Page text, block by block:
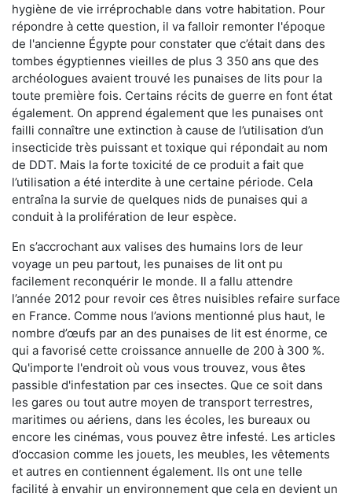
hygiène de vie irréprochable dans votre habitation. Pour
répondre à cette question, il va falloir remonter l'époque
de l'ancienne Égypte pour constater que c’était dans des
tombes égyptiennes vieilles de plus 3 350 ans que des
archéologues avaient trouvé les punaises de lits pour la
toute première fois. Certains récits de guerre en font état
également. On apprend également que les punaises ont
failli connaître une extinction à cause de l’utilisation d’un
insecticide très puissant et toxique qui répondait au nom
de DDT. Mais la forte toxicité de ce produit a fait que
l’utilisation a été interdite à une certaine période. Cela
entraîna la survie de quelques nids de punaises qui a
conduit à la prolifération de leur espèce.
En s’accrochant aux valises des humains lors de leur
voyage un peu partout, les punaises de lit ont pu
facilement reconquérir le monde. Il a fallu attendre
l’année 2012 pour revoir ces êtres nuisibles refaire surface
en France. Comme nous l’avions mentionné plus haut, le
nombre d’œufs par an des punaises de lit est énorme, ce
qui a favorisé cette croissance annuelle de 200 à 300 %.
Qu'importe l'endroit où vous vous trouvez, vous êtes
passible d'infestation par ces insectes. Que ce soit dans
les gares ou tout autre moyen de transport terrestres,
maritimes ou aériens, dans les écoles, les bureaux ou
encore les cinémas, vous pouvez être infesté. Les articles
d’occasion comme les jouets, les meubles, les vêtements
et autres en contiennent également. Ils ont une telle
facilité à envahir un environnement que cela en devient un